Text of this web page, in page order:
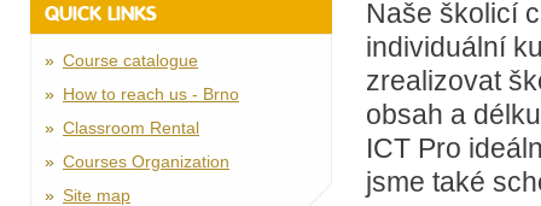
QUICK LINKS
Course catalogue
How to reach us - Brno
Classroom Rental
Courses Organization
Site map
Naše školicí
individuální
zrealizovat
obsah a
ICT Pro
jsme také